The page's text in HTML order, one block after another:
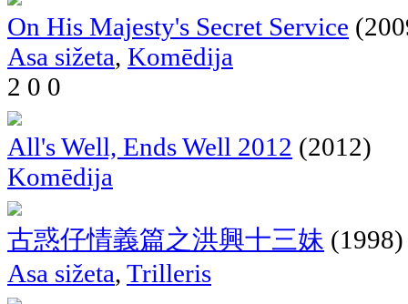
On His Majesty's Secret Service
Asa sižeta, Komēdija
2 0 0
All's Well, Ends Well 2012 (2012)
Komēdija
古惑仔情義篇之洪興十三妹 (1998)
Asa sižeta, Trilleris